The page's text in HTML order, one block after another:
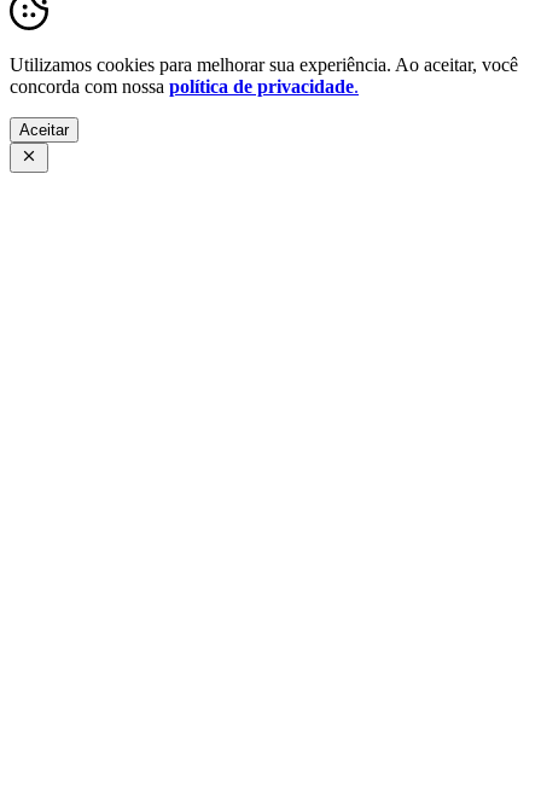
Utilizamos cookies para melhorar sua experiência. Ao aceitar, você
concorda com nossa política de privacidade.
Aceitar